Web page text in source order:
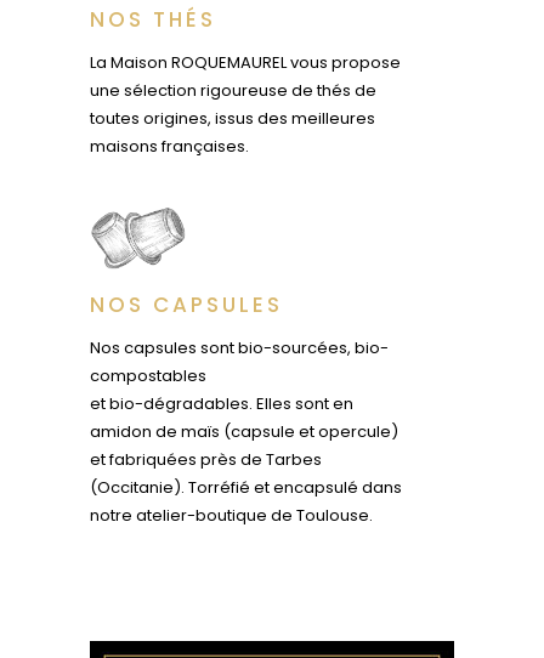
NOS THÉS
La Maison ROQUEMAUREL vous propose
une sélection rigoureuse de thés de
toutes origines, issus des meilleures
maisons françaises.
NOS CAPSULES
Nos capsules sont bio-sourcées, bio-
compostables
et bio-dégradables. Elles sont en
amidon de maïs (capsule et opercule)
et fabriquées près de Tarbes
(Occitanie). Torréfié et encapsulé dans
notre atelier-boutique de Toulouse.